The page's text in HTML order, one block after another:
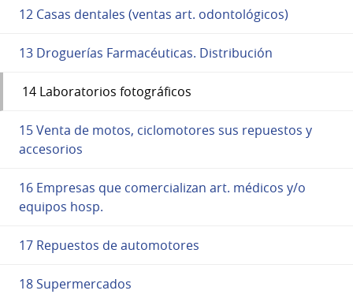
12 Casas dentales (ventas art. odontológicos)
13 Droguerías Farmacéuticas. Distribución
14 Laboratorios fotográficos
15 Venta de motos, ciclomotores sus repuestos y
accesorios
16 Empresas que comercializan art. médicos y/o
equipos hosp.
17 Repuestos de automotores
18 Supermercados